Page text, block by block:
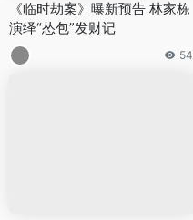
《临时劫案》曝新预告 林家栋
演绎“怂包”发财记
54